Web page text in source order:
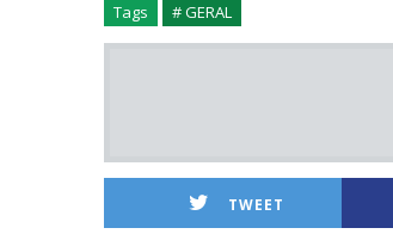
Tags # GERAL
TWEET